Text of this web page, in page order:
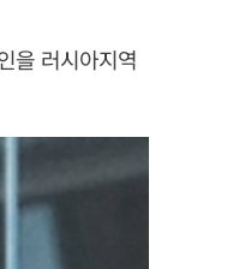
을 러시아지역